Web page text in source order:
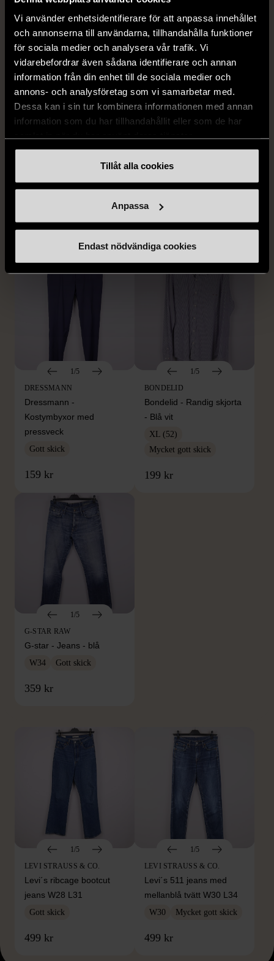
Vi använder enhetsidentifierare för att anpassa innehållet
och annonserna till användarna, tillhandahålla funktioner
för sociala medier och analysera vår trafik. Vi
vidarebefordrar även sådana identifierare och annan
information från din enhet till de sociala medier och
annons- och analysföretag som vi samarbetar med.
Dessa kan i sin tur kombinera informationen med annan
information som du har tillhandahållit eller som de har
Tillåt alla cookies
Anpassa
Endast nödvändiga cookies
mörkblå kostym
399 kr
med bröstficka
Mycket gott skick
399 kr
1/5
DRESSMANN
Dressmann -
Kostymbyxor med
pressveck
Gott skick
159 kr
1/5
BONDELID
Bondelid - Randig skjorta
- Blå vit
XL (52)
Mycket gott skick
199 kr
1/5
G-STAR RAW
G-star - Jeans - blå
W34 Gott skick
359 kr
FRÅN SAMMA VARUMÄRKE
1/5
LEVI STRAUSS & CO.
Levi´s ribcage bootcut
jeans W28 L31
Gott skick
499 kr
1/5
LEVI STRAUSS & CO.
Levi´s 511 jeans med
mellanblå tvätt W30 L34
W30 Mycket gott skick
499 kr